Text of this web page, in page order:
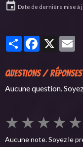
Date de dernière mise à
PartagerFacebook
X
Questions / Réponses
Aucune question.
★ ★ ★ ★ ★
Aucune note. Soyez le